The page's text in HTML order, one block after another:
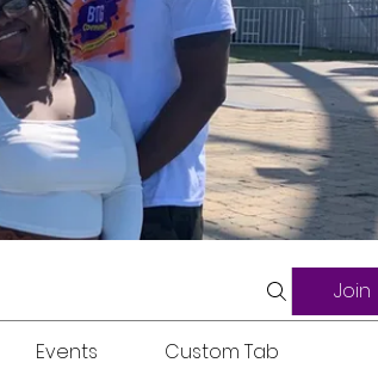
Join
Events Custom Tab